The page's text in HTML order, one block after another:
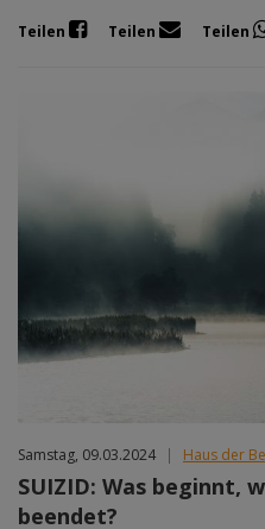
Teilen Teilen Teilen
Samstag, 09.03.2024 | Haus der
SUIZID: Was beginnt,
beendet?